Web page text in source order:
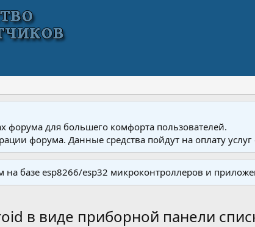
форума для большего комфорта пользователей.
форума. Данные средства пойдут на оплату
базе esp8266/esp32 микроконтроллеров и
в виде приборной панели